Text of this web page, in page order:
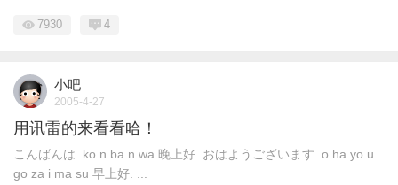
7930 4
小吧
2005-4-27
用讯雷的来看看哈！
こんばんは. ko n ba n wa 晚上好. おはようございます. o ha yo u
go za i ma su 早上好. ...